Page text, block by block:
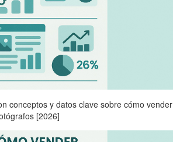
conceptos y datos clave sobre cómo vender
[2026]